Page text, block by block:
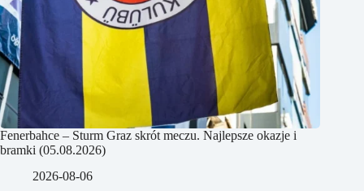
Fenerbahce – Sturm Graz skrót meczu. Najlepsze okazje i
bramki (05.08.2026)
2026-08-06